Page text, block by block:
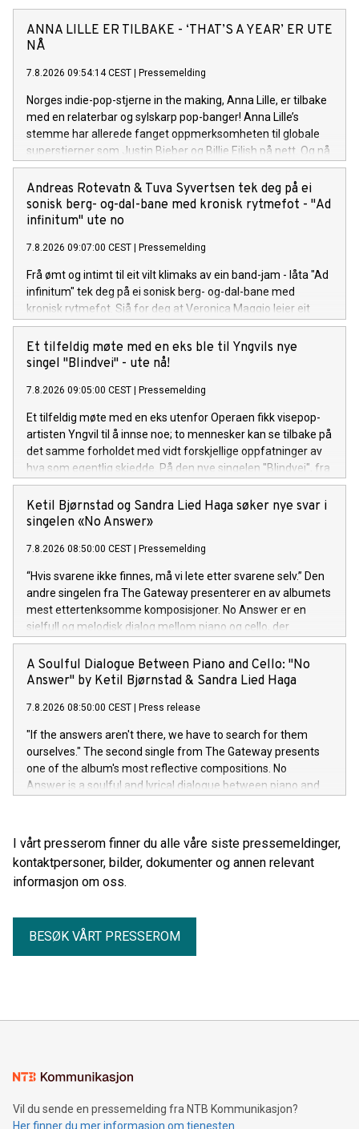
ANNA LILLE ER TILBAKE - ‘THAT’S A YEAR’ ER UTE
NÅ
7.8.2026 09:54:14 CEST Pressemelding
Norges indie-pop-stjerne in the making, Anna Lille, er tilbake
med en relaterbar og sylskarp pop-banger! Anna Lille’s
stemme har allerede fanget oppmerksomheten til globale
superstjerner som Justin Bieber og Billie Eilish på nett. Og nå
på sin nye singel «That's a Year», synger hun om den
spesifikke følelsen av å gå ut av et forhold og lure på om det
hele var bortkastet tid, men så å gradvis oppdage at livet på
den andre siden er uendelig mye bedre. Låten er bittersøt, litt
selvsikker og sassier enn noensinne. Sammen med singelen
slipper hun en offisiell musikkvideo på YouTube, som tar deg
med inn i det nye universet visuelt.
Andreas Rotevatn & Tuva Syvertsen tek deg på ei
sonisk berg- og-dal-bane med kronisk rytmefot - "Ad
infinitum" ute no
7.8.2026 09:07:00 CEST Pressemelding
Frå ømt og intimt til eit vilt klimaks av ein band-jam - låta "Ad
infinitum" tek deg på ei sonisk berg- og-dal-bane med
kronisk rytmefot. Sjå for deg at Veronica Maggio leier eit
vekkelsesmøte i indremisjonen kor målet er å gire
forsamlinga opp med pur glede og suggesjon. Liturgien til
den her seansen er Rotevatn sin tekst på arkaisk nynorsk, og
ein uendeleg prosess. "Ad infinitum", frå Andreas Rotevatn si
komande plate "Mellom saltvatn og sola", er ute no!
Et tilfeldig møte med en eks ble til Yngvils nye
singel "Blindvei" - ute nå!
7.8.2026 09:05:00 CEST Pressemelding
Et tilfeldig møte med en eks utenfor Operaen fikk visepop-
artisten Yngvil til å innse noe; to mennesker kan se tilbake på
det samme forholdet med vidt forskjellige oppfatninger av
hva som egentlig skjedde. På den nye singelen "Blindvei", fra
den kommende EP-en "PS: ikke si det til noen", møter sårbar
historiefortelling et smittende refreng og et varmt
poputtrykk. "Blindvei" er ute nå! Lytt her.
Ketil Bjørnstad og Sandra Lied Haga søker nye svar i
singelen «No Answer»
7.8.2026 08:50:00 CEST Pressemelding
“Hvis svarene ikke finnes, må vi lete etter svarene selv.” Den
andre singelen fra The Gateway presenterer en av albumets
mest ettertenksomme komposisjoner. No Answer er en
sjelfull og melodisk dialog mellom piano og cello, der
stillheten og rommet mellom tonene er like viktige som selve
melodien.
A Soulful Dialogue Between Piano and Cello: "No
Answer" by Ketil Bjørnstad & Sandra Lied Haga
7.8.2026 08:50:00 CEST Press release
"If the answers aren't there, we have to search for them
ourselves." The second single from The Gateway presents
one of the album's most reflective compositions. No
Answer is a soulful and lyrical dialogue between piano and
I vårt presserom finner du alle våre siste pressemeldinger,
kontaktpersoner, bilder, dokumenter og annen relevant
informasjon om oss.
BESØK VÅRT PRESSEROM
Vil du sende en pressemelding fra NTB Kommunikasjon?
Her finner du mer informasjon om tjenesten